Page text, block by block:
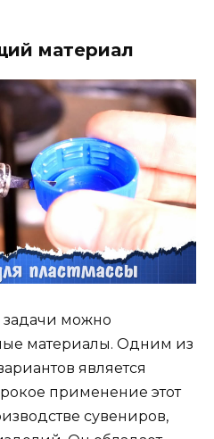
материал
можно
материалы. Одним из
является
применение этот
сувениров,